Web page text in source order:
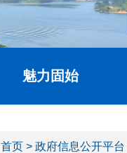
魅力固始
首页 > 政府信息公开平台